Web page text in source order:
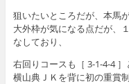
狙いたいところだが、本馬
大外枠が気になる点だが、
なしており、
右回りコースも［ 3-1-4-4 ］
横山典ＪＫを背に初の重賞